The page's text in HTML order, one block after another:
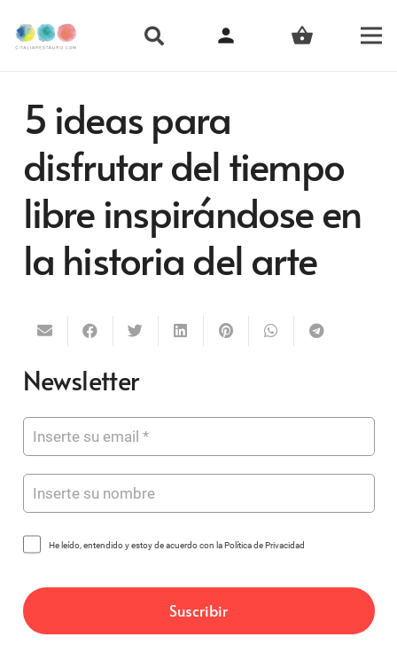
person shopping_basket
5 ideas para
disfrutar del tiempo
libre inspirándose en
la historia del arte
Newsletter
He leído, entendido y estoy de acuerdo con la Política de Privacidad